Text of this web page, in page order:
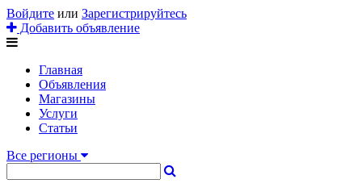
Войдите или Зарегистрируйтесь
Добавить объявление
Главная
Объявления
Магазины
Услуги
Статьи
Все регионы